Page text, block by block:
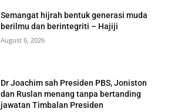
Semangat hijrah bentuk generasi muda
berilmu dan berintegriti – Hajiji
August 6, 2026
Dr Joachim sah Presiden PBS, Joniston
dan Ruslan menang tanpa bertanding
jawatan Timbalan Presiden